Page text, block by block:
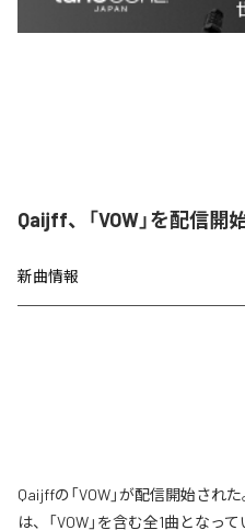
Qaijff、「VOW」を配信開
新曲情報
Qaijffの「VOW」が配信開始され
は、「VOW」を含む全1曲となって